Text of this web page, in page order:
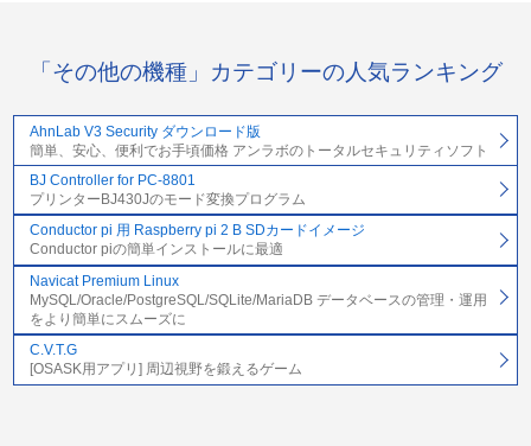
「その他の機種」カテゴリーの人気ランキング
AhnLab V3 Security ダウンロード版
簡単、安心、便利でお手頃価格 アンラボのトータルセキュリティソフト
BJ Controller for PC-8801
プリンターBJ430Jのモード変換プログラム
Conductor pi 用 Raspberry pi 2 B SDカードイメージ
Conductor piの簡単インストールに最適
Navicat Premium Linux
MySQL/Oracle/PostgreSQL/SQLite/MariaDB データベースの管理・運用
をより簡単にスムーズに
C.V.T.G
[OSASK用アプリ] 周辺視野を鍛えるゲーム